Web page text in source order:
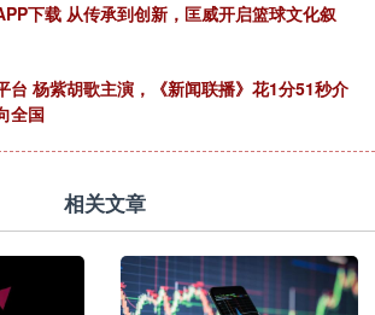
下载 从传承到创新，匡威开启篮球文化叙
台 杨紫胡歌主演，《新闻联播》花1分51秒介
全国
相关文章